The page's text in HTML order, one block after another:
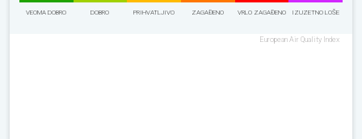
VEOMA DOBRO DOBRO PRIHVATLJIVO ZAGAĐENO VRLO ZAGAĐENO IZUZETNO LOŠE
European Air Quality Index